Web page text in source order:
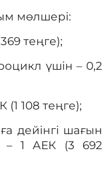
мөлшері:
теңге);
үшін – 0,2
(1 108 теңге);
дейінгі шағын
– 1 АЕК (3 692